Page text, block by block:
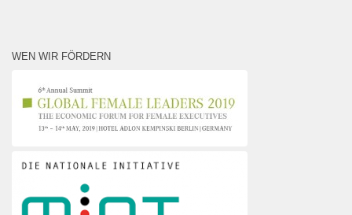
WEN WIR FÖRDERN